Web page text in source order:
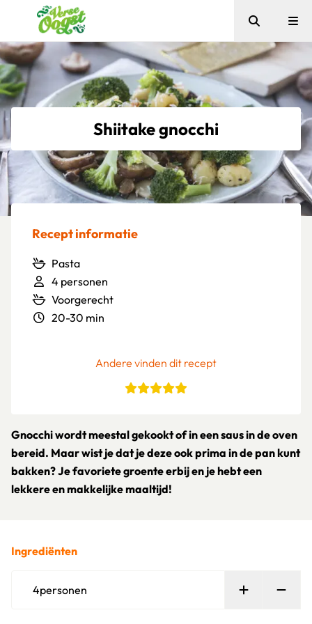
Verse Oogst
Zoeken
Shiitake gnocchi
Recept informatie
Pasta
4 personen
Voorgerecht
20-30 min
Andere vinden dit recept
Gnocchi wordt meestal gekookt of in een saus in de oven
bereid. Maar wist je dat je deze ook prima in de pan kunt
bakken? Je favoriete groente erbij en je hebt een
lekkere en makkelijke maaltijd!
Ingrediënten
4personen Persoon